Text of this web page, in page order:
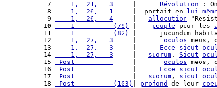
7
    1,  21,   3
Révolution :
8
    1,  26,   1
     |  portait en
lui-
9
    1,  26,   4
allocution
10
    1          (79)
peuple pour les
11
    1          (82)
|      jucundum
12
    1,  27,   3
oculos meus,
13
    1,  27,   3
Ecce sicut
14
    1,  27,   3
suorum . Sicut
15
Post oculos meos,
16
Post Ecce sicut
17
Post suorum , sicut
18
Post          (103) profond de leur